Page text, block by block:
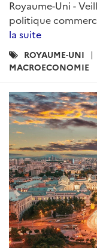
Royaume-Uni -
politique
la suite
Catégories
:
ROYAUME-UNI
MACROECONOMIE